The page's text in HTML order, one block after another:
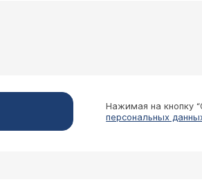
дозу тироксина?
Нажимая на кнопку
персональных